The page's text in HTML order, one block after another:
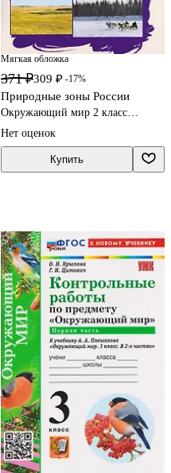
Мягкая обложка
371 ₽309 ₽ -17%
Природные зоны России
Окружающий мир 2 класс
Нет оценок
Купить